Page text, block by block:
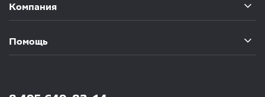
Компания
Помощь